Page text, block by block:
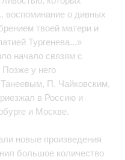
воспоминание о дивных
твоей матери и
Тургенева...»
начало связям с
Позже у него
П. Чайковским,
в Россию и
и Москве.
новые произведения
большое количество